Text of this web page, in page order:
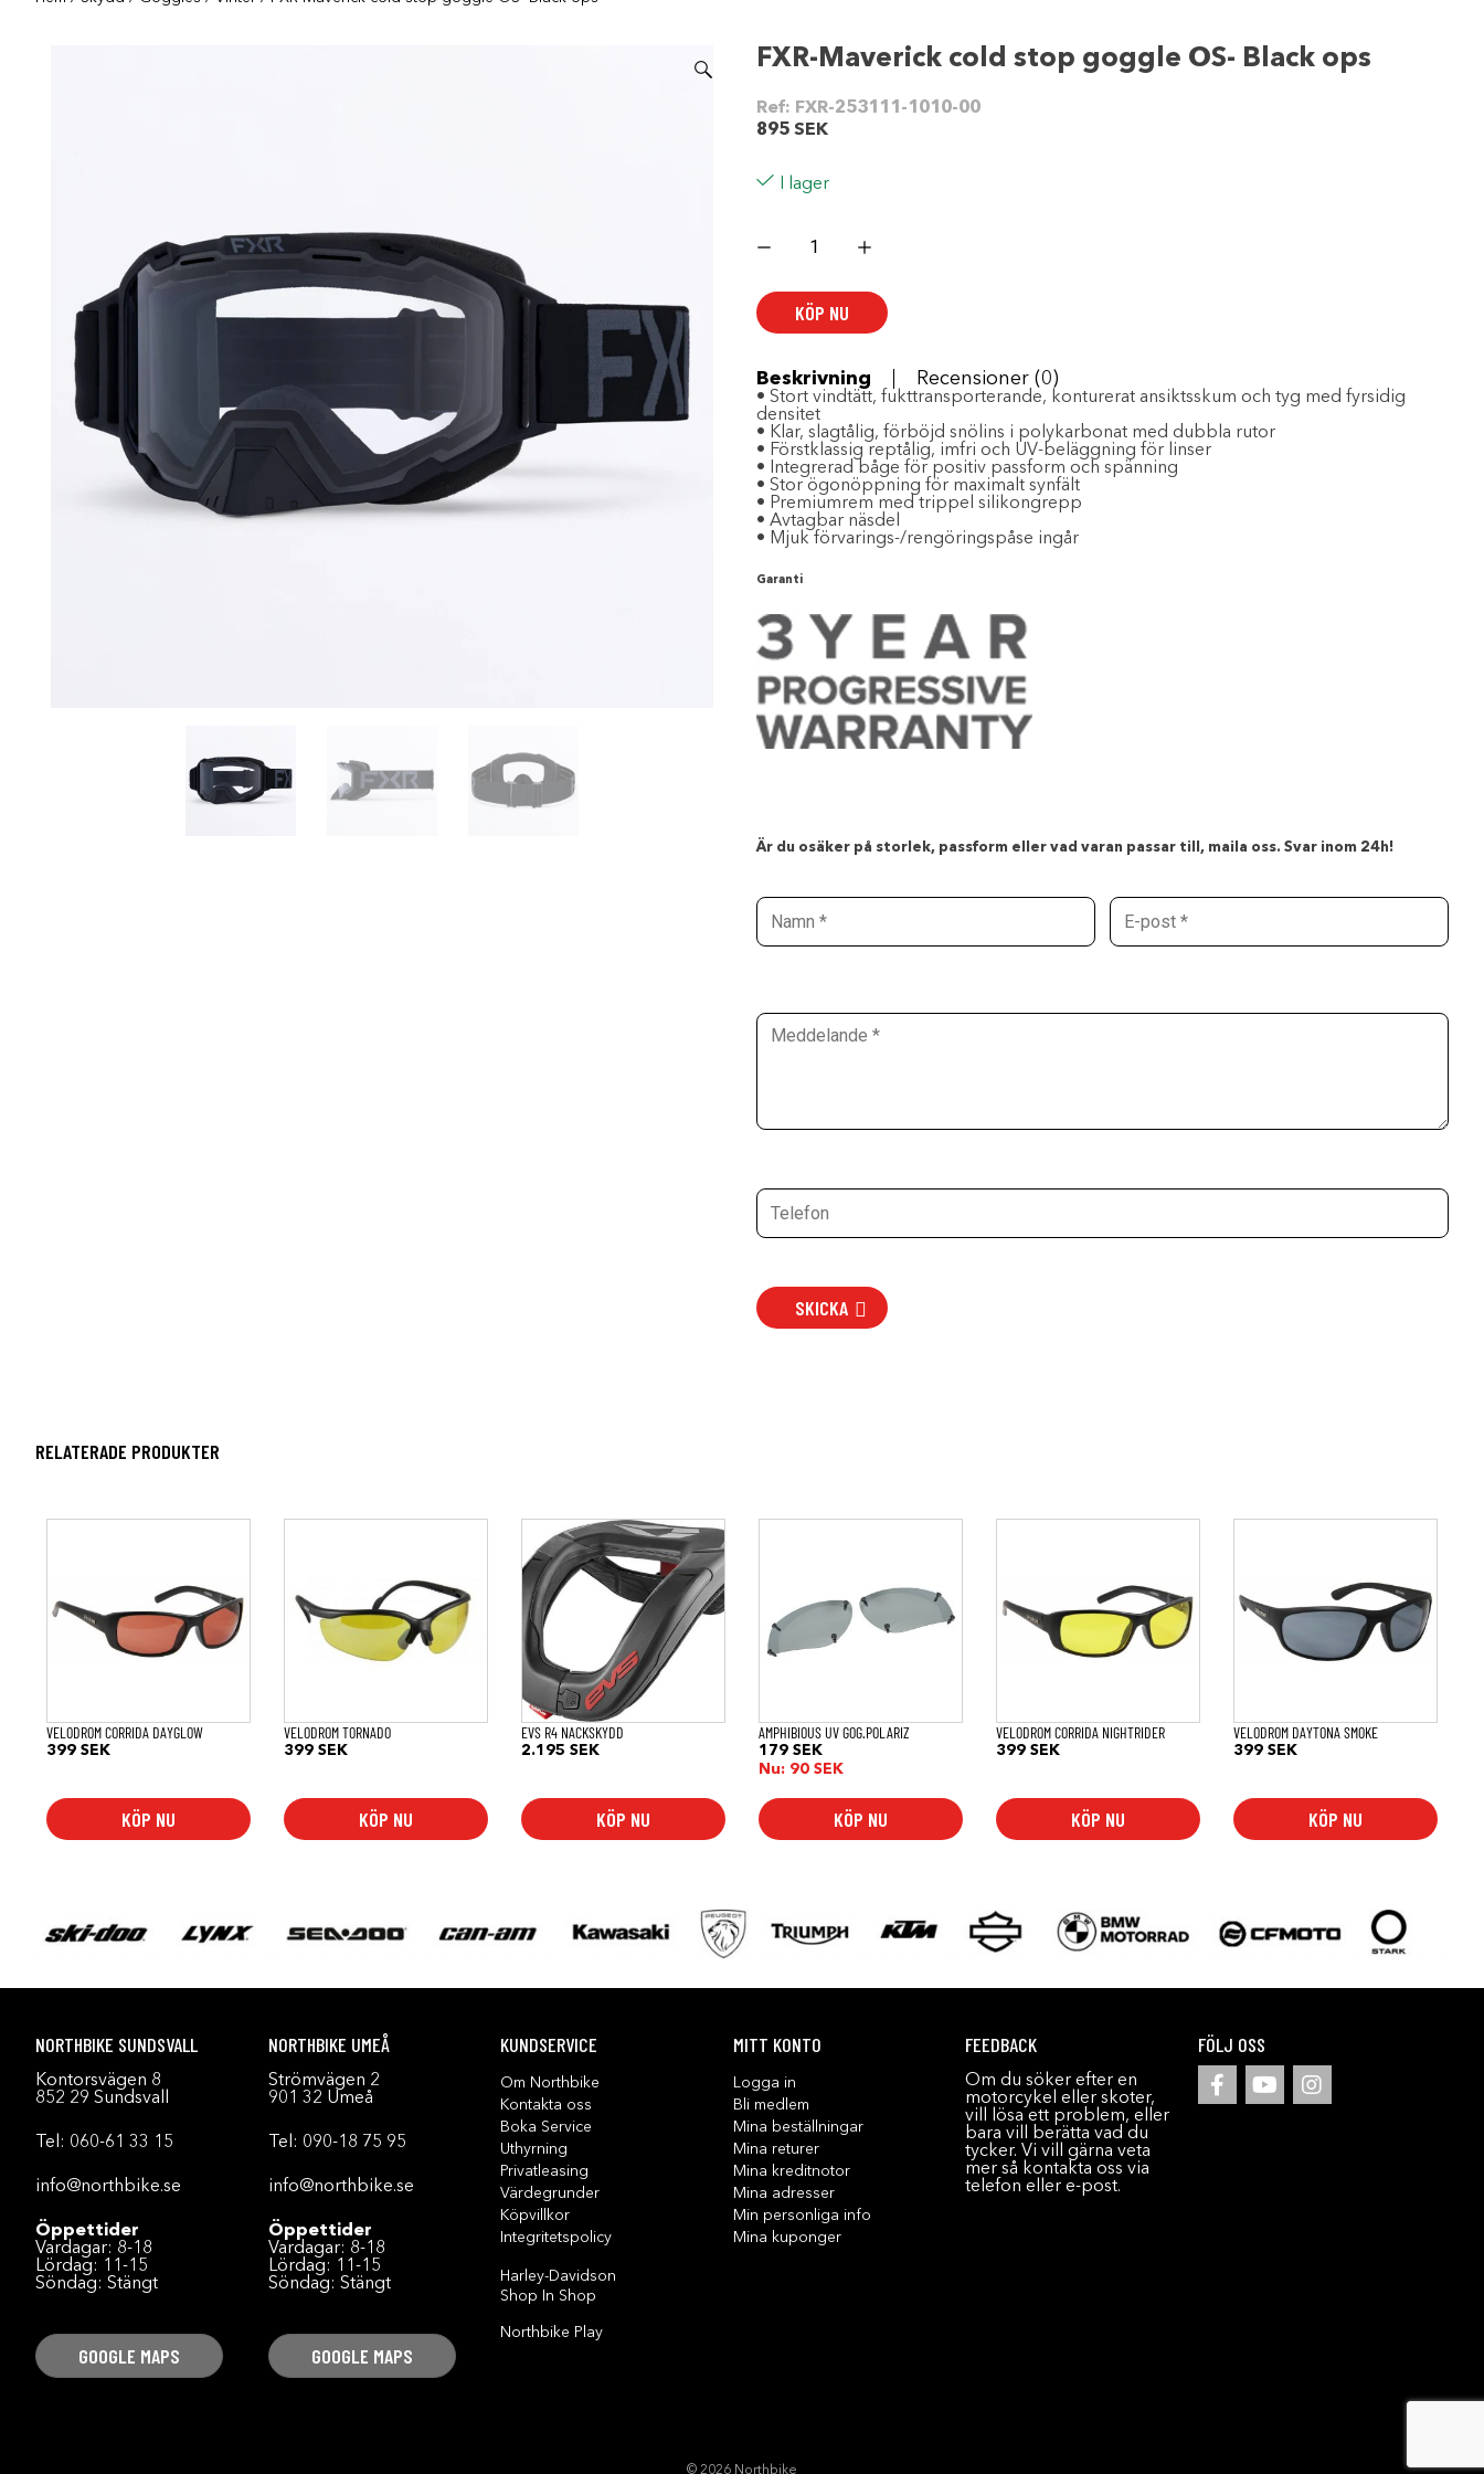
FXR-Maverick cold stop goggle OS- Black ops
Ref: FXR-253111-1010-00
895 SEK
I lager
Maverick
goggle
OS-
Black
KÖP NU
Beskrivning Recensioner (0)
• Stort vindtätt, fukttransporterande, konturerat ansiktsskum och tyg med fyrsidig
densitet
• Klar, slagtålig, förböjd snölins i polykarbonat med dubbla rutor
• Förstklassig reptålig, imfri och UV-beläggning för linser
• Integrerad båge för positiv passform och spänning
• Stor ögonöppning för maximalt synfält
• Premiumrem med trippel silikongrepp
• Avtagbar näsdel
• Mjuk förvarings-/rengöringspåse ingår
Garanti
Är du osäker på storlek, passform eller vad varan passar till, maila oss. Svar inom 24h!
SKICKA
RELATERADE PRODUKTER
VELODROM CORRIDA DAYGLOW
399 SEK
KÖP NU
VELODROM TORNADO
399SEK
KÖP NU
EVS R4 NACKSKYDD
2.195SEK
KÖP NU
AMPHIBIOUS UV GOG.POLARIZ
179SEK
Nu: 90SEK
KÖP NU
VELODROM CORRIDA NIGHTRIDER
399SEK
KÖP NU
VELODROM DAYTONA SMOKE
399SEK
KÖP NU
NORTHBIKE SUNDSVALL
Kontorsvägen 8
852 29 Sundsvall
Tel: 060-61 33 15
info@northbike.se
Öppettider
Vardagar: 8-18
Lördag: 11-15
Söndag: Stängt
GOOGLE MAPS
NORTHBIKE UMEÅ
Strömvägen 2
901 32 Umeå
Tel: 090-18 75 95
info@northbike.se
Öppettider
Vardagar: 8-18
Lördag: 11-15
Söndag: Stängt
GOOGLE MAPS
KUNDSERVICE
Om Northbike
Kontakta oss
Boka Service
Uthyrning
Privatleasing
Värdegrunder
Köpvillkor
Integritetspolicy
Harley-Davidson
Shop In Shop
Northbike Play
MITT KONTO
Logga in
Bli medlem
Mina beställningar
Mina returer
Mina kreditnotor
Mina adresser
Min personliga info
Mina kuponger
FEEDBACK
Om du söker efter en
motorcykel eller skoter,
vill lösa ett problem, eller
bara vill berätta vad du
tycker. Vi vill gärna veta
mer så kontakta oss via
telefon eller e-post.
FÖLJ OSS
© 2026 Northbike